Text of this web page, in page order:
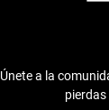
Únete a la